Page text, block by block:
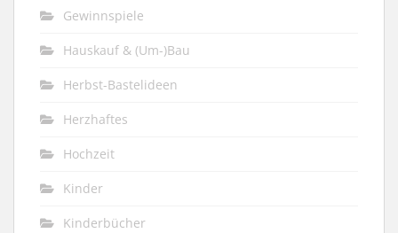
Gewinnspiele
Hauskauf & (Um-)Bau
Herbst-Bastelideen
Herzhaftes
Hochzeit
Kinder
Kinderbücher